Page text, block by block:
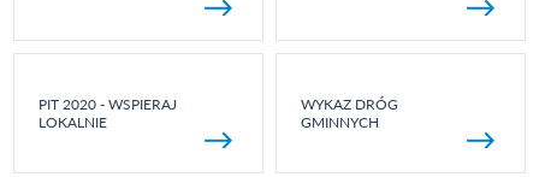
PIT 2020 - WSPIERAJ
LOKALNIE
WYKAZ DRÓG
GMINNYCH